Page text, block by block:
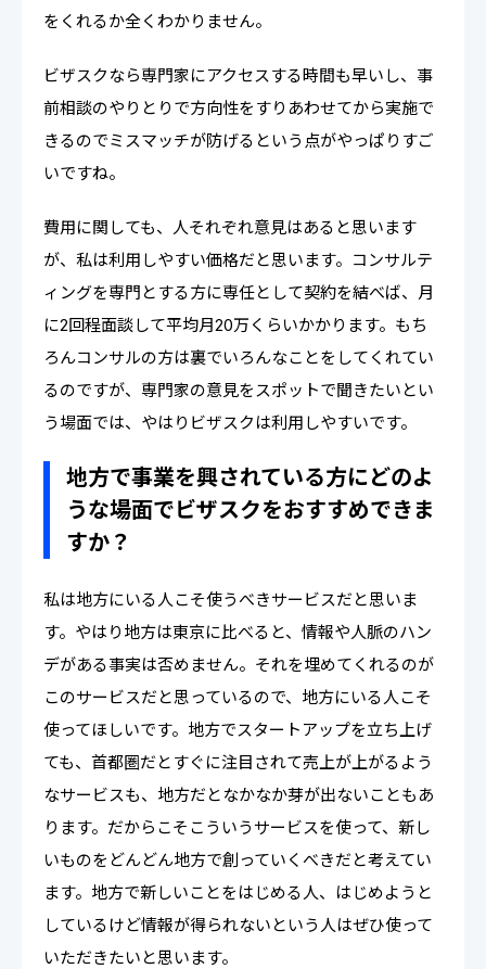
をくれるか全くわかりません。
ビザスクなら専門家にアクセスする時間も早いし、事
前相談のやりとりで方向性をすりあわせてから実施で
きるのでミスマッチが防げるという点がやっぱりすご
いですね。
費用に関しても、人それぞれ意見はあると思います
が、私は利用しやすい価格だと思います。コンサルテ
ィングを専門とする方に専任として契約を結べば、月
に2回程面談して平均月20万くらいかかります。もち
ろんコンサルの方は裏でいろんなことをしてくれてい
るのですが、専門家の意見をスポットで聞きたいとい
う場面では、やはりビザスクは利用しやすいです。
地方で事業を興されている方にどのよ
うな場面でビザスクをおすすめできま
すか？
私は地方にいる人こそ使うべきサービスだと思いま
す。やはり地方は東京に比べると、情報や人脈のハン
デがある事実は否めません。それを埋めてくれるのが
このサービスだと思っているので、地方にいる人こそ
使ってほしいです。地方でスタートアップを立ち上げ
ても、首都圏だとすぐに注目されて売上が上がるよう
なサービスも、地方だとなかなか芽が出ないこともあ
ります。だからこそこういうサービスを使って、新し
いものをどんどん地方で創っていくべきだと考えてい
ます。地方で新しいことをはじめる人、はじめようと
しているけど情報が得られないという人はぜひ使って
いただきたいと思います。